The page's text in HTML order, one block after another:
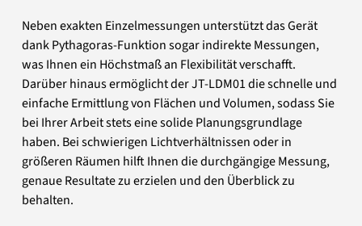
Neben exakten Einzelmessungen unterstützt das Gerät
dank Pythagoras-Funktion sogar indirekte Messungen,
was Ihnen ein Höchstmaß an Flexibilität verschafft.
Darüber hinaus ermöglicht der JT-LDM01 die schnelle und
einfache Ermittlung von Flächen und Volumen, sodass Sie
bei Ihrer Arbeit stets eine solide Planungsgrundlage
haben. Bei schwierigen Lichtverhältnissen oder in
größeren Räumen hilft Ihnen die durchgängige Messung,
genaue Resultate zu erzielen und den Überblick zu
behalten.